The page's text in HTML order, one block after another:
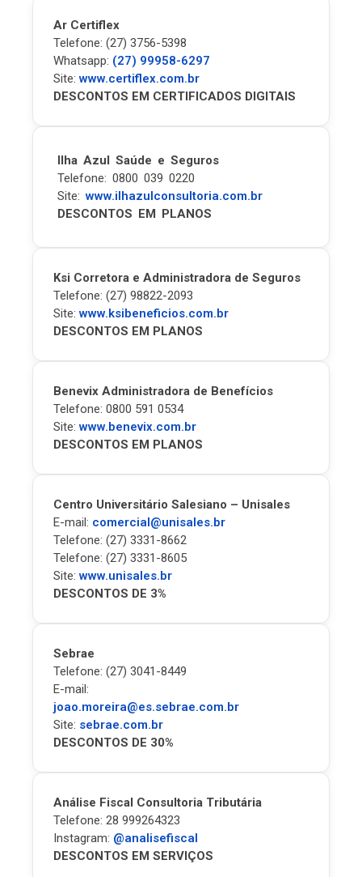
Ar Certiflex
Telefone: (27) 3756-5398
Whatsapp: (27) 99958-6297
Site: www.certiflex.com.br
DESCONTOS EM CERTIFICADOS DIGITAIS
Ilha Azul Saúde e Seguros
Telefone: 0800 039 0220
Site: www.ilhazulconsultoria.com.br
DESCONTOS EM PLANOS
Ksi Corretora e Administradora de Seguros
Telefone: (27) 98822-2093
Site: www.ksibeneficios.com.br
DESCONTOS EM PLANOS
Benevix Administradora de Benefícios
Telefone: 0800 591 0534
Site: www.benevix.com.br
DESCONTOS EM PLANOS
Centro Universitário Salesiano – Unisales
E-mail: comercial@unisales.br
Telefone: (27) 3331-8662
Telefone: (27) 3331-8605
Site: www.unisales.br
DESCONTOS DE 3%
Sebrae
Telefone: (27) 3041-8449
E-mail:
joao.moreira@es.sebrae.com.br
Site: sebrae.com.br
DESCONTOS DE 30%
Análise Fiscal Consultoria Tributária
Telefone: 28 999264323
Instagram: @analisefiscal
DESCONTOS EM SERVIÇOS